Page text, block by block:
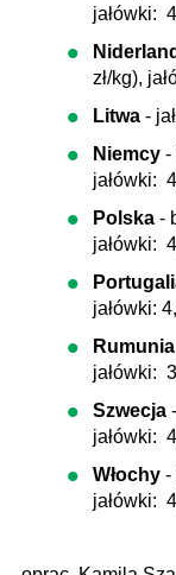
jałówki:
zł/kg),
Litwa -
Niemcy -
jałówki:
Polska -
jałówki:
jałówki:
Rumunia
jałówki:
Szwecja
jałówki:
Włochy -
jałówki: